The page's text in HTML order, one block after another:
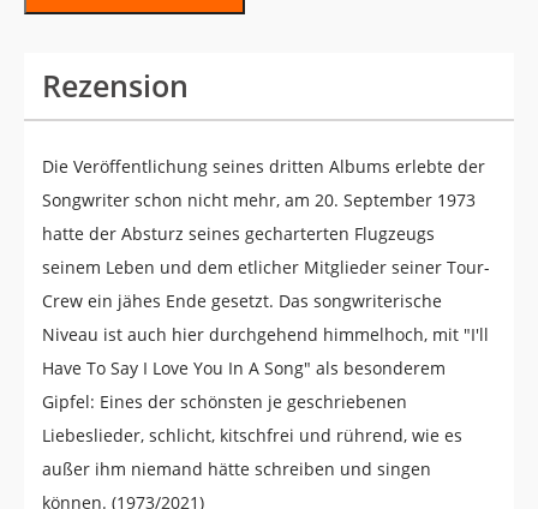
Rezension
Die Veröffentlichung seines dritten Albums erlebte der
Songwriter schon nicht mehr, am 20. September 1973
hatte der Absturz seines gecharterten Flugzeugs
seinem Leben und dem etlicher Mitglieder seiner Tour-
Crew ein jähes Ende gesetzt. Das songwriterische
Niveau ist auch hier durchgehend himmelhoch, mit "I'll
Have To Say I Love You In A Song" als besonderem
Gipfel: Eines der schönsten je geschriebenen
Liebeslieder, schlicht, kitschfrei und rührend, wie es
außer ihm niemand hätte schreiben und singen
können. (1973/2021)